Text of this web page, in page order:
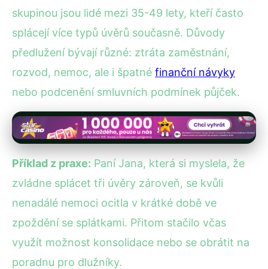
skupinou jsou lidé mezi 35-49 lety, kteří často
splácejí více typů úvěrů současně. Důvody
předlužení bývají různé: ztráta zaměstnání,
rozvod, nemoc, ale i špatné finanční návyky
nebo podcenění smluvních podmínek půjček.
Příklad z praxe: Paní Jana, která si myslela, že
zvládne splácet tři úvěry zároveň, se kvůli
nenadálé nemoci ocitla v krátké době ve
zpoždění se splátkami. Přitom stačilo včas
využít možnost konsolidace nebo se obrátit na
poradnu pro dlužníky.